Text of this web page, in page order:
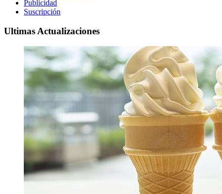
Publicidad
Suscripción
Ultimas Actualizaciones